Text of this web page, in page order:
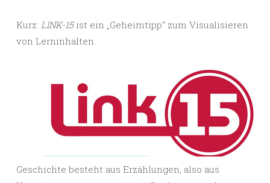
Kurz: LINK-15ist ein „Geheimtipp“ zum Visualisieren
von Lerninhalten.
Geschichte besteht aus Erzählungen, also aus